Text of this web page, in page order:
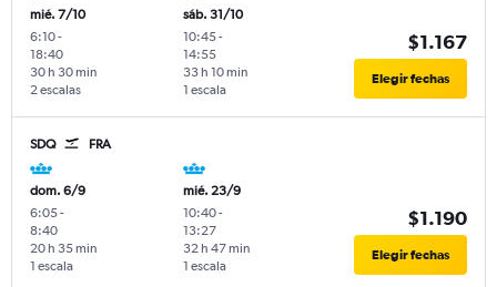
mié. 7/10
6:10-
18:40
2 escalas
30 h 30 min
sáb. 31/10
10:45-
14:55
1 escala
33 h 10 min
$1.167
Elegir fechas
SDQ FRA
dom. 6/9
6:05-
8:40
1 escala
20 h 35 min
mié. 23/9
10:40-
13:27
1 escala
32 h 47 min
$1.190
Elegir fechas